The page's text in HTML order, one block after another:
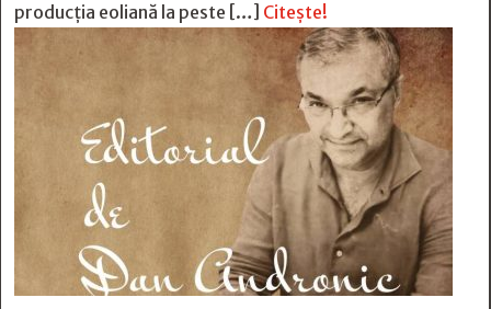
producția eoliană la peste […] Citește!